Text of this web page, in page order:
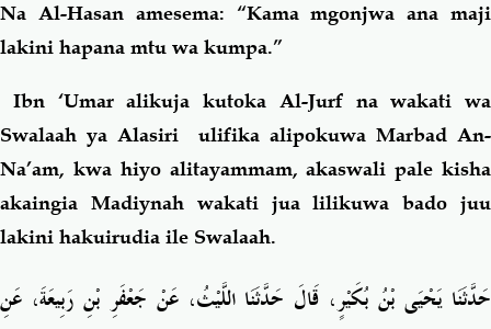
Na Al-Hasan amesema: “Kama mgonjwa ana maji
lakini hapana mtu wa kumpa.”
Ibn ‘Umar alikuja kutoka Al-Jurf na wakati wa
Swalaah ya Alasiri ulifika alipokuwa Marbad An-
Na’am, kwa hiyo alitayammam, akaswali pale kisha
akaingia Madiynah wakati jua lilikuwa bado juu
lakini hakuirudia ile Swalaah.
حَدَّثَنَا يَحْيَى بْنُ بُكَيْرٍ، قَالَ حَدَّثَنَا اللَّيْثُ، عَنْ جَعْفَرِ بْنِ رَبِيعَةَ، عَنِ